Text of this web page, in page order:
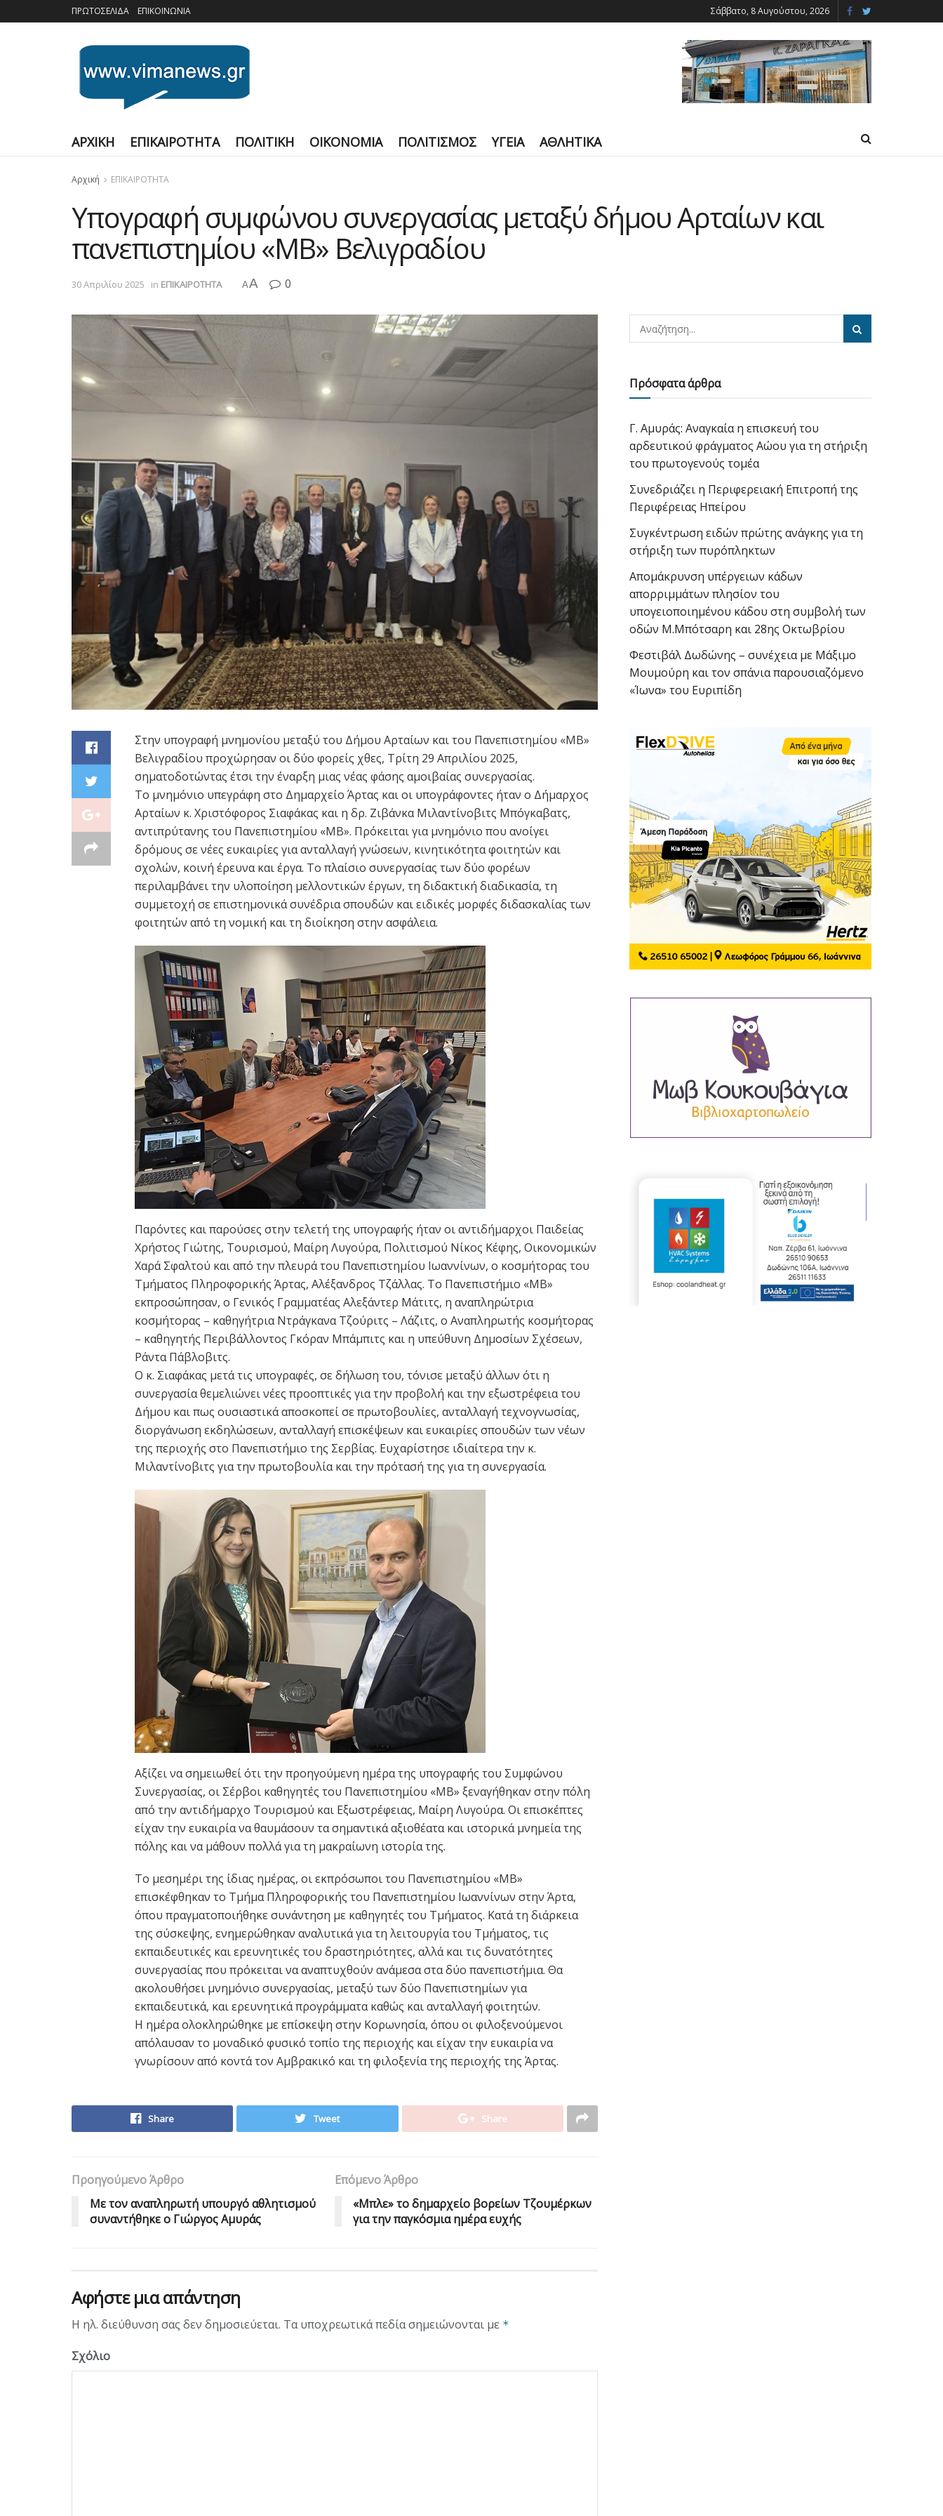
ΠΡΩΤΟΣΕΛΙΔΑ ΕΠΙΚΟΙΝΩΝΙΑ Σάββατο, 8 Αυγούστου, 2026
ΑΡΧΙΚΗ ΕΠΙΚΑΙΡΟΤΗΤΑ ΠΟΛΙΤΙΚΗ ΟΙΚΟΝΟΜΙΑ ΠΟΛΙΤΙΣΜΟΣ ΥΓΕΙΑ ΑΘΛΗΤΙΚΑ
Αρχική ΕΠΙΚΑΙΡΟΤΗΤΑ
Υπογραφή συμφώνου συνεργασίας μεταξύ δήμου Αρταίων και
πανεπιστημίου «MB» Βελιγραδίου
30 Απριλίου 2025 in ΕΠΙΚΑΙΡΟΤΗΤΑ AA 0
Στην υπογραφή μνημονίου μεταξύ του Δήμου Αρταίων και του Πανεπιστημίου «MB»
Βελιγραδίου προχώρησαν οι δύο φορείς χθες, Τρίτη 29 Απριλίου 2025,
σηματοδοτώντας έτσι την έναρξη μιας νέας φάσης αμοιβαίας συνεργασίας.
Το μνημόνιο υπεγράφη στο Δημαρχείο Άρτας και οι υπογράφοντες ήταν ο Δήμαρχος
Αρταίων κ. Χριστόφορος Σιαφάκας και η δρ. Ζιβάνκα Μιλαντίνοβιτς Μπόγκαβατς,
αντιπρύτανης του Πανεπιστημίου «MB». Πρόκειται για μνημόνιο που ανοίγει
δρόμους σε νέες ευκαιρίες για ανταλλαγή γνώσεων, κινητικότητα φοιτητών και
σχολών, κοινή έρευνα και έργα. Το πλαίσιο συνεργασίας των δύο φορέων
περιλαμβάνει την υλοποίηση μελλοντικών έργων, τη διδακτική διαδικασία, τη
συμμετοχή σε επιστημονικά συνέδρια σπουδών και ειδικές μορφές διδασκαλίας των
φοιτητών από τη νομική και τη διοίκηση στην ασφάλεια.
Παρόντες και παρούσες στην τελετή της υπογραφής ήταν οι αντιδήμαρχοι Παιδείας
Χρήστος Γιώτης, Τουρισμού, Μαίρη Λυγούρα, Πολιτισμού Νίκος Κέφης, Οικονομικών
Χαρά Σφαλτού και από την πλευρά του Πανεπιστημίου Ιωαννίνων, ο κοσμήτορας του
Τμήματος Πληροφορικής Άρτας, Αλέξανδρος Τζάλλας. Το Πανεπιστήμιο «ΜΒ»
εκπροσώπησαν, ο Γενικός Γραμματέας Αλεξάντερ Μάτιτς, η αναπληρώτρια
κοσμήτορας – καθηγήτρια Ντράγκανα Τζούριτς – Λάζιτς, ο Αναπληρωτής κοσμήτορας
– καθηγητής Περιβάλλοντος Γκόραν Μπάμπιτς και η υπεύθυνη Δημοσίων Σχέσεων,
Ράντα Πάβλοβιτς.
Ο κ. Σιαφάκας μετά τις υπογραφές, σε δήλωση του, τόνισε μεταξύ άλλων ότι η
συνεργασία θεμελιώνει νέες προοπτικές για την προβολή και την εξωστρέφεια του
Δήμου και πως ουσιαστικά αποσκοπεί σε πρωτοβουλίες, ανταλλαγή τεχνογνωσίας,
διοργάνωση εκδηλώσεων, ανταλλαγή επισκέψεων και ευκαιρίες σπουδών των νέων
της περιοχής στο Πανεπιστήμιο της Σερβίας. Ευχαρίστησε ιδιαίτερα την κ.
Μιλαντίνοβιτς για την πρωτοβουλία και την πρότασή της για τη συνεργασία.
Αξίζει να σημειωθεί ότι την προηγούμενη ημέρα της υπογραφής του Συμφώνου
Συνεργασίας, οι Σέρβοι καθηγητές του Πανεπιστημίου «MB» ξεναγήθηκαν στην πόλη
από την αντιδήμαρχο Τουρισμού και Εξωστρέφειας, Μαίρη Λυγούρα. Οι επισκέπτες
είχαν την ευκαιρία να θαυμάσουν τα σημαντικά αξιοθέατα και ιστορικά μνημεία της
πόλης και να μάθουν πολλά για τη μακραίωνη ιστορία της.
Το μεσημέρι της ίδιας ημέρας, οι εκπρόσωποι του Πανεπιστημίου «MB»
επισκέφθηκαν το Τμήμα Πληροφορικής του Πανεπιστημίου Ιωαννίνων στην Άρτα,
όπου πραγματοποιήθηκε συνάντηση με καθηγητές του Τμήματος. Κατά τη διάρκεια
της σύσκεψης, ενημερώθηκαν αναλυτικά για τη λειτουργία του Τμήματος, τις
εκπαιδευτικές και ερευνητικές του δραστηριότητες, αλλά και τις δυνατότητες
συνεργασίας που πρόκειται να αναπτυχθούν ανάμεσα στα δύο πανεπιστήμια. Θα
ακολουθήσει μνημόνιο συνεργασίας, μεταξύ των δύο Πανεπιστημίων για
εκπαιδευτικά, και ερευνητικά προγράμματα καθώς και ανταλλαγή φοιτητών.
Η ημέρα ολοκληρώθηκε με επίσκεψη στην Κορωνησία, όπου οι φιλοξενούμενοι
απόλαυσαν το μοναδικό φυσικό τοπίο της περιοχής και είχαν την ευκαιρία να
γνωρίσουν από κοντά τον Αμβρακικό και τη φιλοξενία της περιοχής της Άρτας.
Share Tweet Share
Προηγούμενο Άρθρο
Με τον αναπληρωτή υπουργό αθλητισμού
συναντήθηκε ο Γιώργος Αμυράς
Επόμενο Άρθρο
«Μπλε» το δημαρχείο βορείων Τζουμέρκων
για την παγκόσμια ημέρα ευχής
Αφήστε μια απάντηση
Η ηλ. διεύθυνση σας δεν δημοσιεύεται. Τα υποχρεωτικά πεδία σημειώνονται με *
Σχόλιο
Πρόσφατα άρθρα
Γ. Αμυράς: Αναγκαία η επισκευή του
αρδευτικού φράγματος Αώου για τη στήριξη
του πρωτογενούς τομέα
Συνεδριάζει η Περιφερειακή Επιτροπή της
Περιφέρειας Ηπείρου
Συγκέντρωση ειδών πρώτης ανάγκης για τη
στήριξη των πυρόπληκτων
Απομάκρυνση υπέργειων κάδων
απορριμμάτων πλησίον του
υπογειοποιημένου κάδου στη συμβολή των
οδών Μ.Μπότσαρη και 28ης Οκτωβρίου
Φεστιβάλ Δωδώνης – συνέχεια με Μάξιμο
Μουμούρη και τον σπάνια παρουσιαζόμενο
«Ίωνα» του Ευριπίδη